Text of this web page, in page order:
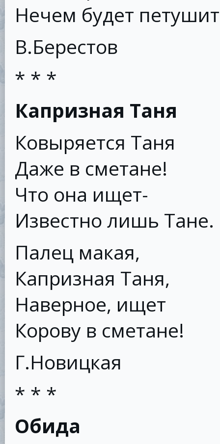
Нечем будет
В.Берестов
* * *
Капризная Таня
Ковыряется Таня
Даже в сметане!
Что она ищет-
Известно лишь Тане.
Палец макая,
Капризная Таня,
Наверное, ищет
Корову в сметане!
Г.Новицкая
* * *
Обида